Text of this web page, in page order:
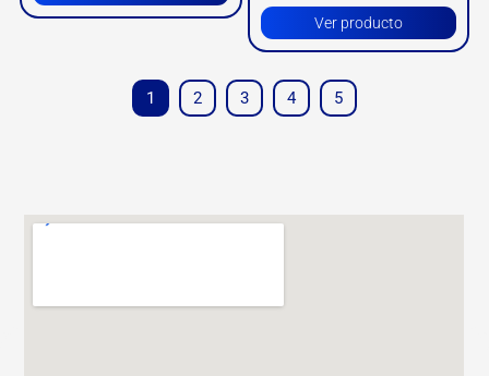
Ver producto
1 2 3 4 5